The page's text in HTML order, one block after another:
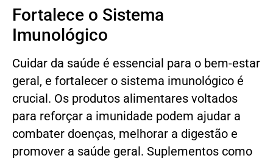
Fortalece o Sistema
Imunológico
Cuidar da saúde é essencial para o bem-estar
geral, e fortalecer o sistema imunológico é
crucial. Os produtos alimentares voltados
para reforçar a imunidade podem ajudar a
combater doenças, melhorar a digestão e
promover a saúde geral. Suplementos como